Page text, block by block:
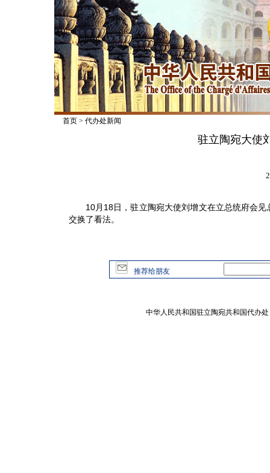
首页> 代办处新闻
驻立陶宛大使
10月18日，驻立陶宛大使刘增文在立总统府会见
交换了看法。
推荐给朋友
中华人民共和国驻立陶宛共和国代办处